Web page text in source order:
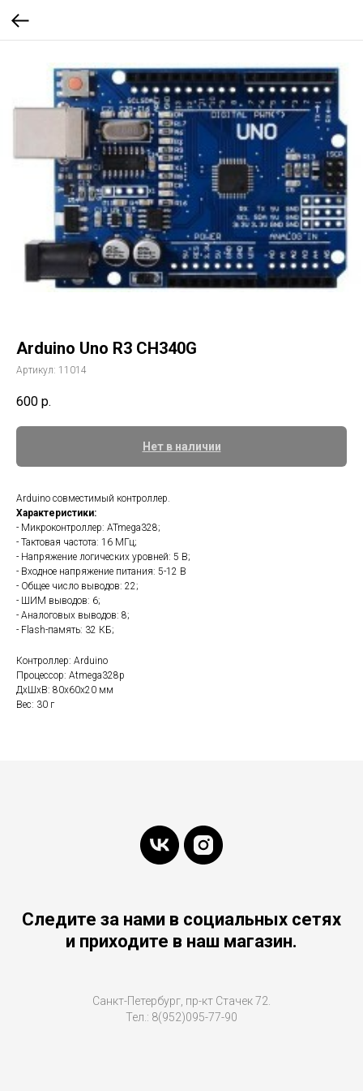
Arduino Uno R3 CH340G
Артикул: 11014
600 р.
Нет в наличии
Arduino совместимый контроллер.
Характеристики:
- Микроконтроллер: ATmega328;
- Тактовая частота: 16 МГц;
- Напряжение логических уровней: 5 В;
- Входное напряжение питания: 5-12 В
- Общее число выводов: 22;
- ШИМ выводов: 6;
- Аналоговых выводов: 8;
- Flash-память: 32 КБ;
Контроллер: Arduino
Процессор: Atmega328p
ДxШxВ: 80x60x20 мм
Вес: 30 г
Следите за нами в социальных сетях
и приходите в наш магазин.
Санкт-Петербург, пр-кт Стачек 72.
Тел.: 8(952)095-77-90